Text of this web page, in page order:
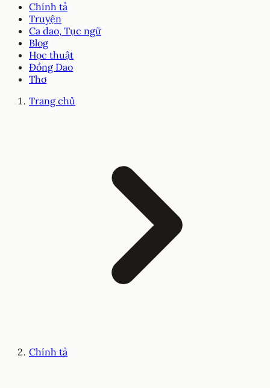
Chính tả
Truyện
Ca dao, Tục ngữ
Blog
Học thuật
Đồng Dao
Thơ
Trang chủ
Chính tả